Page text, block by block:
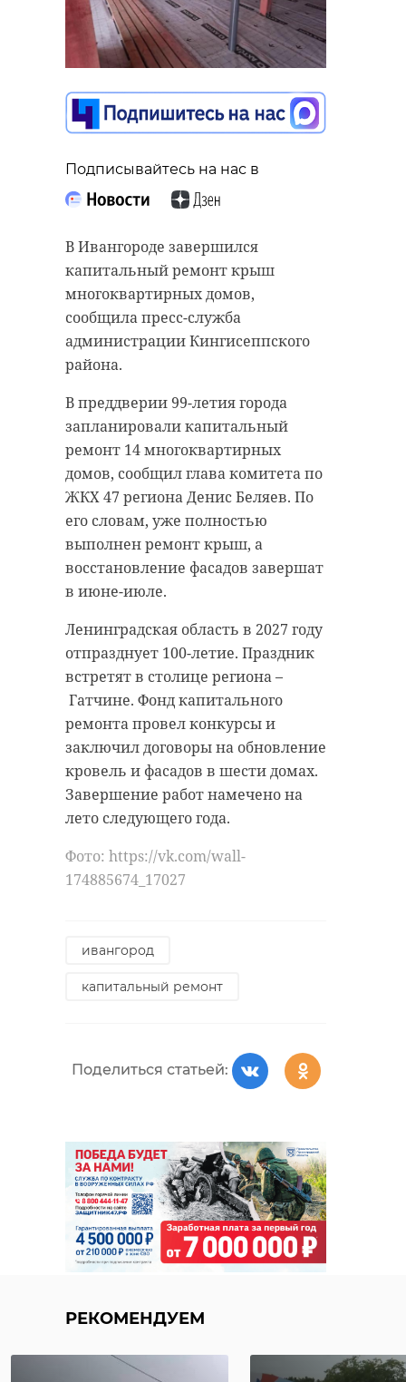
Подписывайтесь на нас в
В Ивангороде завершился
капитальный ремонт крыш
многоквартирных домов,
сообщила пресс-служба
администрации Кингисеппского
района.
В преддверии 99-летия города
запланировали капитальный
ремонт 14 многоквартирных
домов, сообщил глава комитета по
ЖКХ 47 региона Денис Беляев. По
его словам, уже полностью
выполнен ремонт крыш, а
восстановление фасадов завершат
в июне-июле.
Ленинградская область в 2027 году
отпразднует 100-летие. Праздник
встретят в столице региона –
Гатчине. Фонд капитального
ремонта провел конкурсы и
заключил договоры на обновление
кровель и фасадов в шести домах.
Завершение работ намечено на
лето следующего года.
Фото: https://vk.com/wall-
174885674_17027
ивангород
капитальный ремонт
Поделиться статьей:
РЕКОМЕНДУЕМ